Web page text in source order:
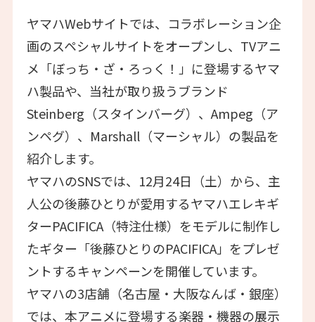
ヤマハWebサイトでは、コラボレーション企
画のスペシャルサイトをオープンし、TVアニ
メ「ぼっち・ざ・ろっく！」に登場するヤマ
ハ製品や、当社が取り扱うブランド
Steinberg（スタインバーグ）、Ampeg（ア
ンペグ）、Marshall（マーシャル）の製品を
紹介します。
ヤマハのSNSでは、12月24日（土）から、主
人公の後藤ひとりが愛用するヤマハエレキギ
ターPACIFICA（特注仕様）をモデルに制作し
たギター「後藤ひとりのPACIFICA」をプレゼ
ントするキャンペーンを開催しています。
ヤマハの3店舗（名古屋・大阪なんば・銀座）
では、本アニメに登場する楽器・機器の展示